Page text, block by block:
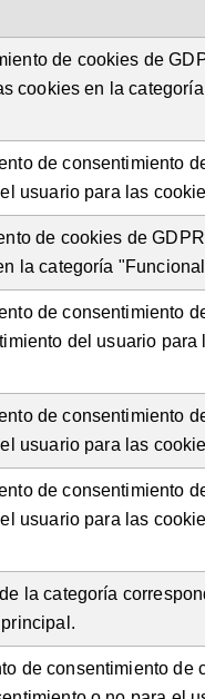
de cookies de
cookies en la
de consentimiento
usuario para las
de cookies de
la categoría
de consentimiento
del usuario para
de consentimiento
usuario para las
de consentimiento
usuario para las
la categoría
de consentimiento de